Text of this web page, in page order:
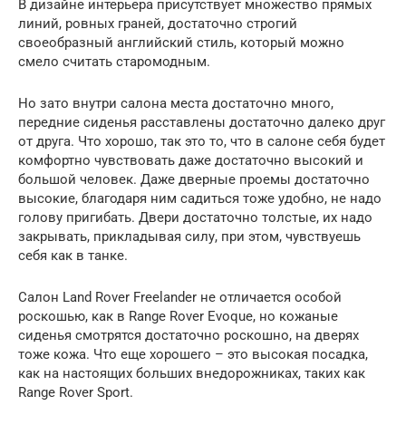
В дизайне интерьера присутствует множество прямых
линий, ровных граней, достаточно строгий
своеобразный английский стиль, который можно
смело считать старомодным.
Но зато внутри салона места достаточно много,
передние сиденья расставлены достаточно далеко друг
от друга. Что хорошо, так это то, что в салоне себя будет
комфортно чувствовать даже достаточно высокий и
большой человек. Даже дверные проемы достаточно
высокие, благодаря ним садиться тоже удобно, не надо
голову пригибать. Двери достаточно толстые, их надо
закрывать, прикладывая силу, при этом, чувствуешь
себя как в танке.
Салон Land Rover Freelander не отличается особой
роскошью, как в Range Rover Evoque, но кожаные
сиденья смотрятся достаточно роскошно, на дверях
тоже кожа. Что еще хорошего – это высокая посадка,
как на настоящих больших внедорожниках, таких как
Range Rover Sport.